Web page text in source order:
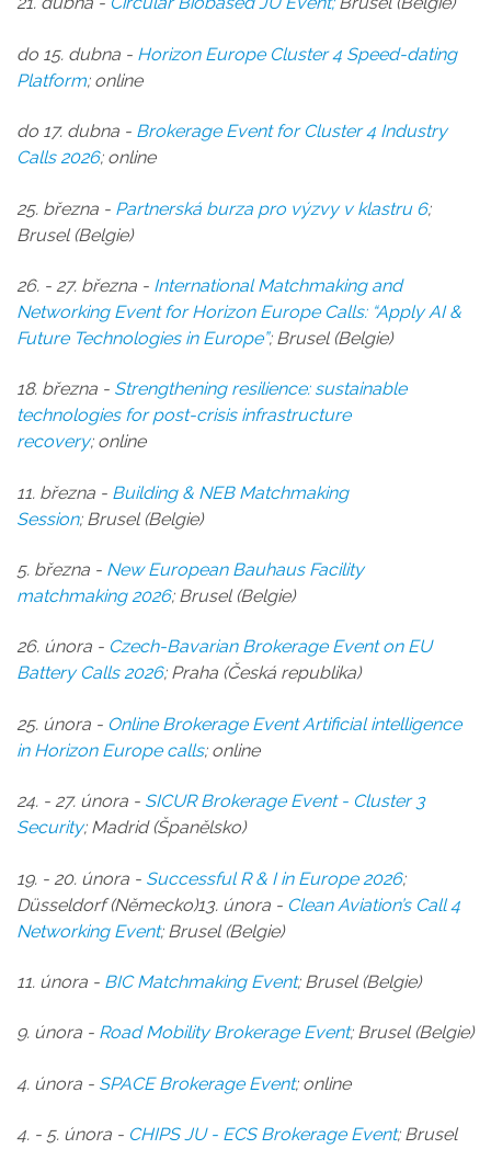
do 15. dubna - Horizon Europe Cluster 4 Speed-dating
Platform; online
do 17. dubna - Brokerage Event for Cluster 4 Industry
Calls 2026; online
25. března - Partnerská burza pro výzvy v klastru 6;
Brusel (Belgie)
26. - 27. března - International Matchmaking and
Networking Event for Horizon Europe Calls: “Apply AI &
Future Technologies in Europe”; Brusel (Belgie)
18. března - Strengthening resilience: sustainable
technologies for post-crisis infrastructure
recovery; online
11. března - Building & NEB Matchmaking
Session; Brusel (Belgie)
5. března - New European Bauhaus Facility
matchmaking 2026; Brusel (Belgie)
26. února - Czech-Bavarian Brokerage Event on EU
Battery Calls 2026; Praha (Česká republika)
25. února - Online Brokerage Event Artificial intelligence
in Horizon Europe calls; online
24. - 27. února - SICUR Brokerage Event - Cluster 3
Security; Madrid (Španělsko)
19. - 20. února - Successful R & I in Europe 2026;
Düsseldorf (Německo)13. února - Clean Aviation’s Call 4
Networking Event; Brusel (Belgie)
11. února - BIC Matchmaking Event; Brusel (Belgie)
9. února - Road Mobility Brokerage Event; Brusel (Belgie)
4. února - SPACE Brokerage Event; online
4. - 5. února - CHIPS JU - ECS Brokerage Event;Brusel